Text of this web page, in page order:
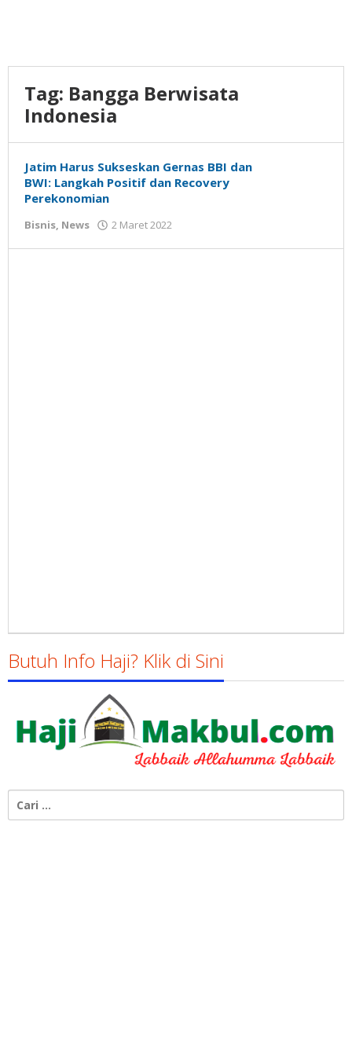
Tag: Bangga Berwisata
Indonesia
Jatim Harus Sukseskan Gernas BBI dan
BWI: Langkah Positif dan Recovery
Perekonomian
Bisnis, News 2 Maret 2022
Susanto
Butuh Info Haji? Klik di Sini
untuk: